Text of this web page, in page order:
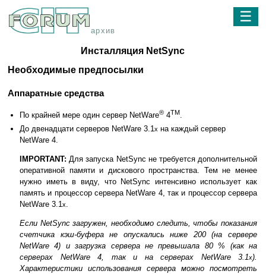
архив
☰
Инсталляция NetSync
Необходимые предпосылки
Аппаратные средства
По крайней мере один сервер NetWare® 4TM.
До двенадцати серверов NetWare 3.1x на каждый сервер
NetWare 4.
IMPORTANT:Для запуска NetSync не требуется дополнительной
оперативной памяти и дискового пространства. Тем не менее
нужно иметь в виду, что NetSync интенсивно использует как
память и процессор сервера NetWare 4, так и процессор сервера
NetWare 3.1x.
Если NetSync загружен, необходимо следить, чтобы показания
счетчика кэш-буфера не опускались ниже 200 (на сервере
NetWare 4) и загрузка сервера не превышала 80 % (как на
серверах NetWare 4, так и на серверах NetWare 3.1x).
Характеристики использования сервера можно посмотреть